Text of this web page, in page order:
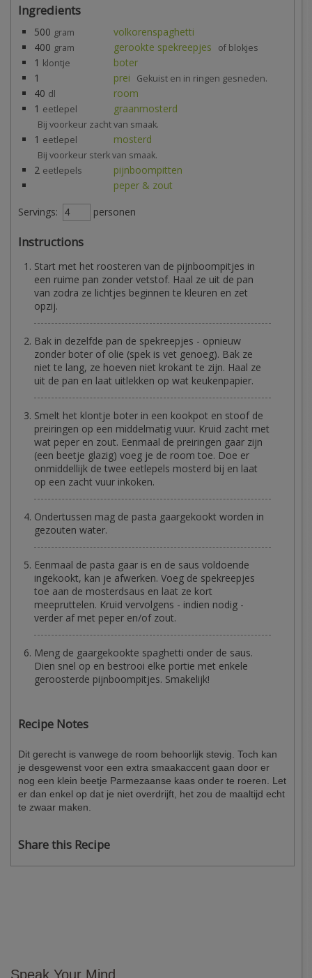
Ingredients
500 gram
volkorenspaghetti
400 gram gerookte spekreepjes of blokjes
1 klontje
boter
1
prei Gekuist en in ringen gesneden.
40 dl
room
1 eetlepel graanmosterd
Bij voorkeur zacht van smaak.
1 eetlepel mosterd
Bij voorkeur sterk van smaak.
2 eetlepels
pijnboompitten
peper & zout
Servings:
personen
Instructions
Start met het roosteren van de pijnboompitjes in
een ruime pan zonder vetstof. Haal ze uit de pan
van zodra ze lichtjes beginnen te kleuren en zet
opzij.
Bak in dezelfde pan de spekreepjes - opnieuw
zonder boter of olie (spek is vet genoeg). Bak ze
niet te lang, ze hoeven niet krokant te zijn. Haal ze
uit de pan en laat uitlekken op wat keukenpapier.
Smelt het klontje boter in een kookpot en stoof de
preiringen op een middelmatig vuur. Kruid zacht met
wat peper en zout. Eenmaal de preiringen gaar zijn
(een beetje glazig) voeg je de room toe. Doe er
onmiddellijk de twee eetlepels mosterd bij en laat
op een zacht vuur inkoken.
Ondertussen mag de pasta gaargekookt worden in
gezouten water.
Eenmaal de pasta gaar is en de saus voldoende
ingekookt, kan je afwerken. Voeg de spekreepjes
toe aan de mosterdsaus en laat ze kort
meepruttelen. Kruid vervolgens - indien nodig -
verder af met peper en/of zout.
Meng de gaargekookte spaghetti onder de saus.
Dien snel op en bestrooi elke portie met enkele
geroosterde pijnboompitjes. Smakelijk!
Recipe Notes
Dit gerecht is vanwege de room behoorlijk stevig. Toch kan
je desgewenst voor een extra smaakaccent gaan door er
nog een klein beetje Parmezaanse kaas onder te roeren. Let
er dan enkel op dat je niet overdrijft, het zou de maaltijd echt
te zwaar maken.
Share this Recipe
Speak Your Mind